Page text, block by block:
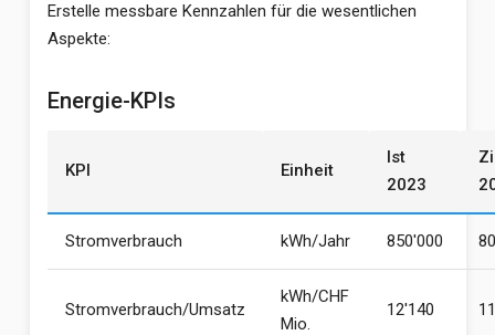
Erstelle messbare Kennzahlen für die wesentlichen
Aspekte:
Energie-KPIs
KPI Einheit
Ist
2023
Stromverbrauch kWh/Jahr 850'000
Stromverbrauch/Umsatz
kWh/CHF
Mio.
12'140